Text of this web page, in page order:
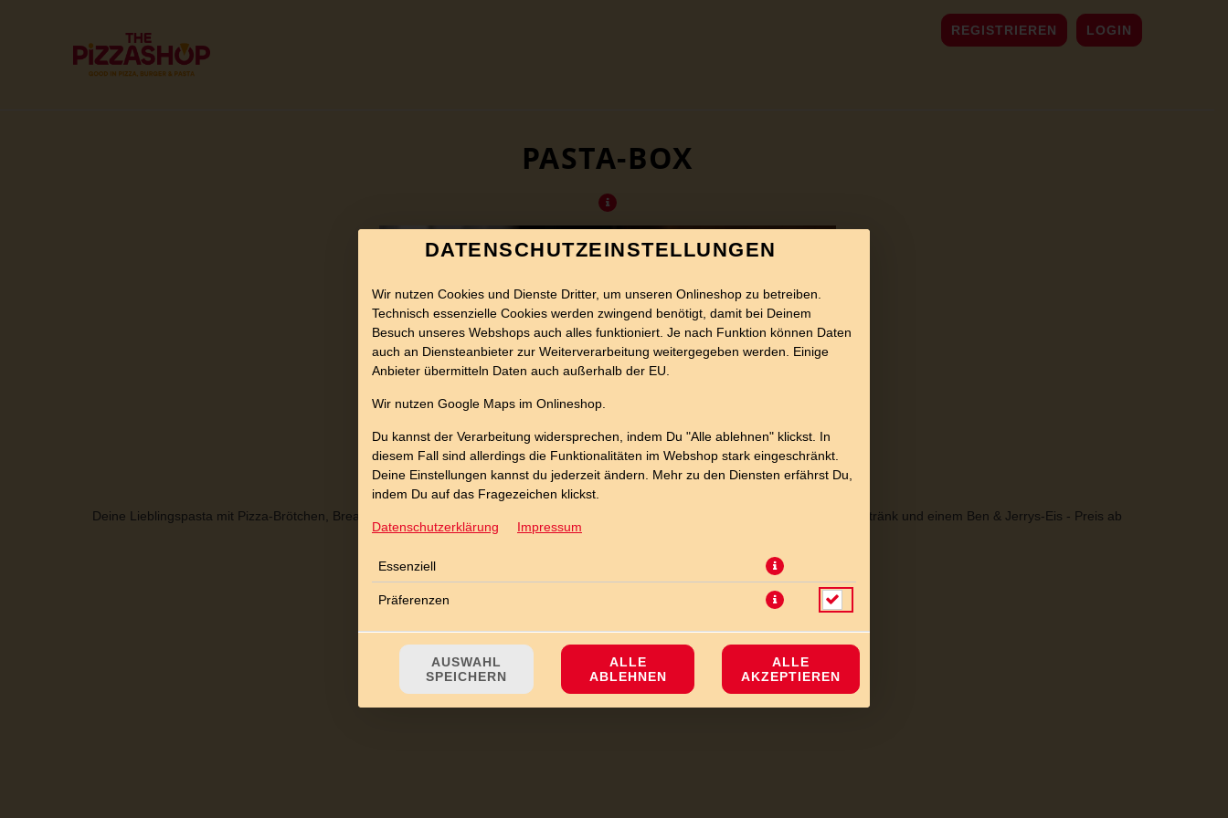
REGISTRIEREN LOGIN
PASTA-BOX
Deine Lieblingspasta mit Pizza-Brötchen, Bread oder Knoblauch-Baguette (Backwaren mit 15 % Rabatt), auf Wunsch mit einem Softgetränk und einem Ben & Jerrys-Eis - Preis ab
DATENSCHUTZEINSTELLUNGEN
Wir nutzen Cookies und Dienste Dritter, um unseren Onlineshop zu betreiben.
Technisch essenzielle Cookies werden zwingend benötigt, damit bei Deinem
Besuch unseres Webshops auch alles funktioniert. Je nach Funktion können Daten
auch an Diensteanbieter zur Weiterverarbeitung weitergegeben werden. Einige
Anbieter übermitteln Daten auch außerhalb der EU.
Wir nutzen Google Maps im Onlineshop.
Du kannst der Verarbeitung widersprechen, indem Du "Alle ablehnen" klickst. In
diesem Fall sind allerdings die Funktionalitäten im Webshop stark eingeschränkt.
Deine Einstellungen kannst du jederzeit ändern. Mehr zu den Diensten erfährst Du,
indem Du auf das Fragezeichen klickst.
Datenschutzerklärung Impressum
Essenziell
Präferenzen
AUSWAHL
SPEICHERN
ALLE
ABLEHNEN
ALLE
AKZEPTIEREN